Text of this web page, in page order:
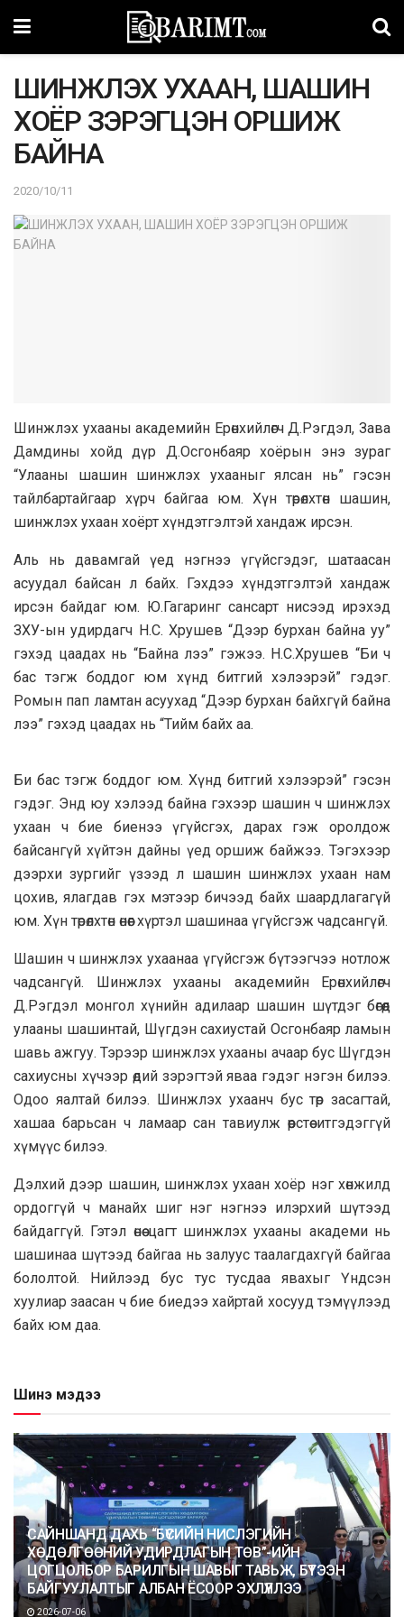
ШИНЖЛЭХ УХААН, ШАШИН
ХОЁР ЗЭРЭГЦЭН ОРШИЖ
БАЙНА
2020/10/11
Шинжлэх ухааны академийн Ерөнхийлөгч Д.Рэгдэл, Зава
Дамдины хойд дүр Д.Осгонбаяр хоёрын энэ зураг
“Улааны шашин шинжлэх ухааныг ялсан нь” гэсэн
тайлбартайгаар хүрч байгаа юм. Хүн төрөлхтөн шашин,
шинжлэх ухаан хоёрт хүндэтгэлтэй хандаж ирсэн.
Аль нь давамгай үед нэгнээ үгүйсгэдэг, шатаасан
асуудал байсан л байх. Гэхдээ хүндэтгэлтэй хандаж
ирсэн байдаг юм. Ю.Гагаринг сансарт нисээд ирэхэд
ЗХУ-ын удирдагч Н.С. Хрушев “Дээр бурхан байна уу”
гэхэд цаадах нь “Байна лээ” гэжээ. Н.С.Хрушев “Би ч
бас тэгж боддог юм хүнд битгий хэлээрэй” гэдэг.
Ромын пап ламтан асуухад “Дээр бурхан байхгүй байна
лээ” гэхэд цаадах нь “Тийм байх аа.
Би бас тэгж боддог юм. Хүнд битгий хэлээрэй” гэсэн
гэдэг. Энд юу хэлээд байна гэхээр шашин ч шинжлэх
ухаан ч бие биенээ үгүйсгэх, дарах гэж оролдож
байсангүй хүйтэн дайны үед оршиж байжээ. Тэгэхээр
дээрхи зургийг үзээд л шашин шинжлэх ухаан нам
цохив, ялагдав гэх мэтээр бичээд байх шаардлагагүй
юм. Хүн төрөлхтөн өнөөг хүртэл шашинаа үгүйсгэж чадсангүй.
Шашин ч шинжлэх ухаанаа үгүйсгэж бүтээгчээ нотлож
чадсангүй. Шинжлэх ухааны академийн Ерөнхийлөгч
Д.Рэгдэл монгол хүнийн адилаар шашин шүтдэг бөгөөд
улааны шашинтай, Шүгдэн сахиустай Осгонбаяр ламын
шавь ажгуу. Тэрээр шинжлэх ухааны ачаар бус Шүгдэн
сахиусны хүчээр өдий зэрэгтэй яваа гэдэг нэгэн билээ.
Одоо яалтай билээ. Шинжлэх ухаанч бус төр засагтай,
хашаа барьсан ч ламаар сан тавиулж өөрстөө итгэдэггүй
хүмүүс билээ.
Дэлхий дээр шашин, шинжлэх ухаан хоёр нэг хөнжилд
ордоггүй ч манайх шиг нэг нэгнээ илэрхий шүтээд
байдаггүй. Гэтэл өнөө цагт шинжлэх ухааны академи нь
шашинаа шүтээд байгаа нь залуус таалагдахгүй байгаа
бололтой. Нийлээд бус тус тусдаа явахыг Үндсэн
хуулиар заасан ч бие биедээ хайртай хосууд тэмүүлээд
байх юм даа.
Шинэ мэдээ
САЙНШАНД ДАХЬ “БҮСИЙН НИСЛЭГИЙН
ХӨДӨЛГӨӨНИЙ УДИРДЛАГЫН ТӨВ”-ИЙН
ЦОГЦОЛБОР БАРИЛГЫН ШАВЫГ ТАВЬЖ, БҮТЭЭН
БАЙГУУЛАЛТЫГ АЛБАН ЁСООР ЭХЛҮҮЛЛЭЭ
2026-07-06